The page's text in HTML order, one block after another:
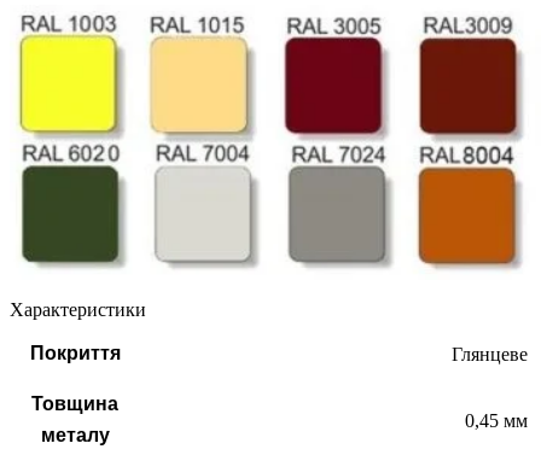
Характеристики
Покриття Глянцеве
Товщина
металу
0,45 мм